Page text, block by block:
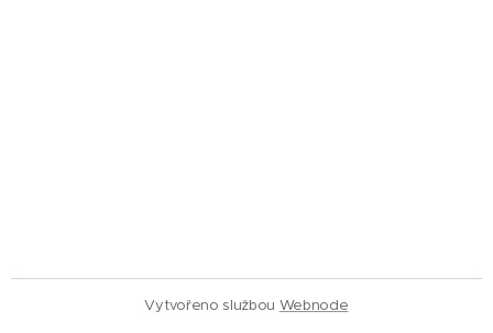
Vytvořeno službou Webnode